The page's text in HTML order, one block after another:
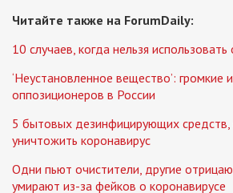
Читайте также на ForumDaily:
10 случаев, когда нельзя
‘Неустановленное вещество’: громкие
оппозиционеров в России
5 бытовых дезинфицирующих средств,
уничтожить коронавирус
Одни пьют очистители, другие
умирают из-за фейков о коронавирусе